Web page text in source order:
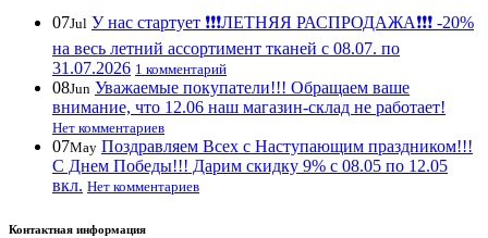
07Jul У нас стартует ❗️❗️❗️ЛЕТНЯЯ РАСПРОДАЖА❗️❗️❗️ -20%
на весь летний ассортимент тканей с 08.07. по
31.07.2026 1 комментарий
08Jun Уважаемые покупатели!!! Обращаем ваше
внимание, что 12.06 наш магазин-склад не работает!
Нет комментариев
07May Поздравляем Всех с Наступающим праздником!!!
С Днем Победы!!! Дарим скидку 9% с 08.05 по 12.05
вкл. Нет комментариев
Контактная информация